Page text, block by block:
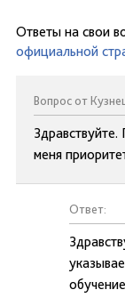
Ответы на свои
официальной
Вопрос от
меня
Ответ: